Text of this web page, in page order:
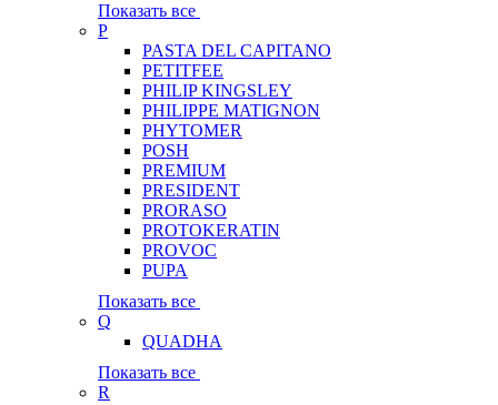
Показать все
P
PASTA DEL CAPITANO
PETITFEE
PHILIP KINGSLEY
PHILIPPE MATIGNON
PHYTOMER
POSH
PREMIUM
PRESIDENT
PRORASO
PROTOKERATIN
PROVOC
PUPA
Показать все
Q
QUADHA
Показать все
R